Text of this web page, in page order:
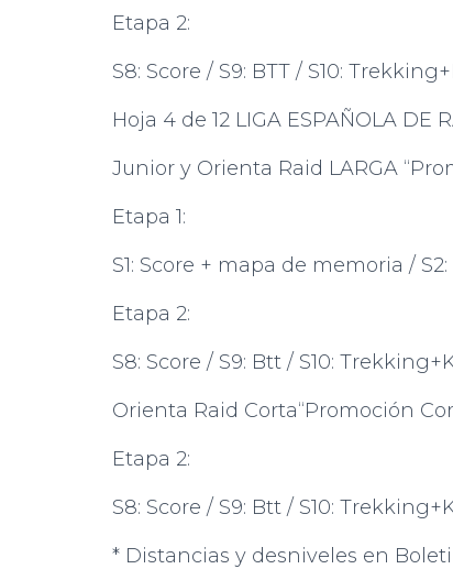
Etapa 2:
S8: Score / S9: BTT / S10:
Hoja 4 de 12 LIGA ESPAÑOLA DE
Junior y Orienta Raid LARGA
Etapa 1:
S1: Score + mapa de memoria /
Etapa 2:
S8: Score / S9: Btt / S10:
Orienta Raid Corta“Promoción
Etapa 2:
S8: Score / S9: Btt / S10:
* Distancias y desniveles en